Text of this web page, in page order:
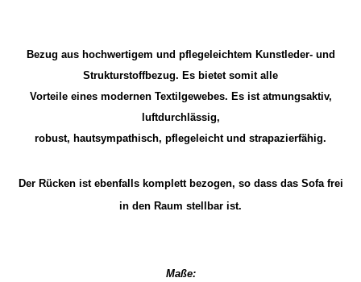
Bezug aus hochwertigem und pflegeleichtem Kunstleder- und
Strukturstoffbezug. Es bietet somit alle
Vorteile eines modernen Textilgewebes. Es ist atmungsaktiv,
luftdurchlässig,
robust, hautsympathisch, pflegeleicht und strapazierfähig.
Der Rücken ist ebenfalls komplett bezogen, so dass das Sofa frei
in den Raum stellbar ist.
Maße: